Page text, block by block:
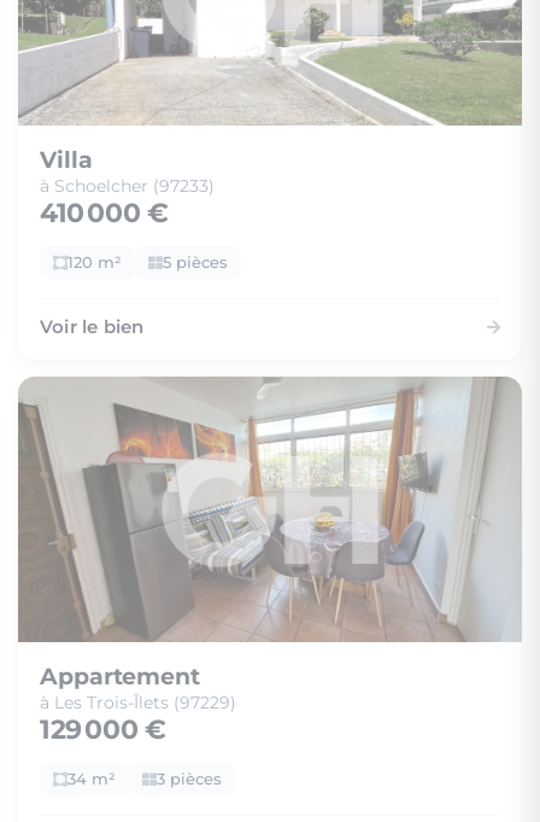
Villa
à Schoelcher (97233)
410 000 €
120 m² 5 pièces
Voir le bien
Appartement
à Les Trois-Îlets (97229)
129 000 €
34 m² 3 pièces